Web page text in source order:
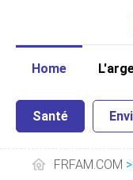
Home
Santé
FRFAM.COM